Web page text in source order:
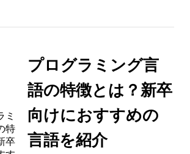
プログラミング言
語の特徴とは？新卒
向けにおすすめの
言語を紹介